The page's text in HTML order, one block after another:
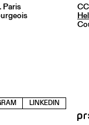
Paris
LINKEDIN